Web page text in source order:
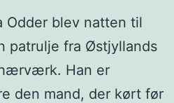
Odder blev natten til
patrulje fra Østjyllands
Han er
den mand, der kørt før